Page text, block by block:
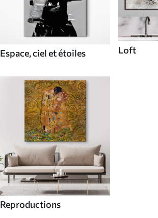
Espace, ciel et étoiles Loft
Reproductions